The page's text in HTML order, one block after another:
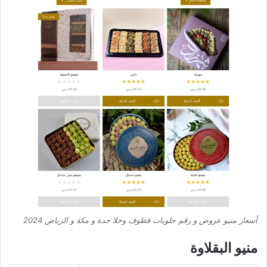
أسعار منيو عروض و رقم حلويات قطوف وحلا جدة و مكة و الرياض 2024
منيو البقلاوة